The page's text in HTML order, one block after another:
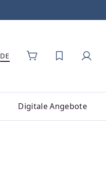
DE DU HAST 0
Digitale Angebote